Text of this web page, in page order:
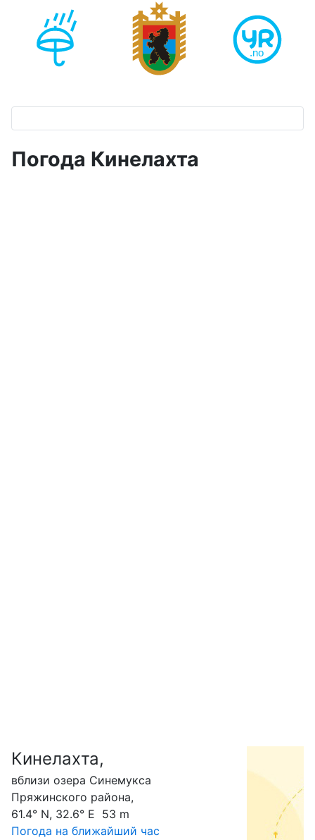
Погода Кинелахта
Кинелахта,
вблизи озера Синемукса
Пряжинского района,
61.4° N, 32.6° E 53 m
Погода на ближайший час